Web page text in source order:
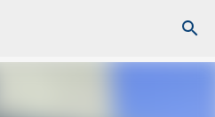
principali